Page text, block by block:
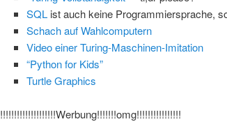
SQList auch keine Programmiersprache,
Schach auf Wahlcomputern
Video einer Turing-Maschinen-Imitation
“Python for Kids”
Turtle Graphics
!!!!!!!!!!!!!!!!!!!!Werbung!!!!!!!omg!!!!!!!!!!!!!!!!